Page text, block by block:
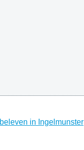
in Ingelmunster